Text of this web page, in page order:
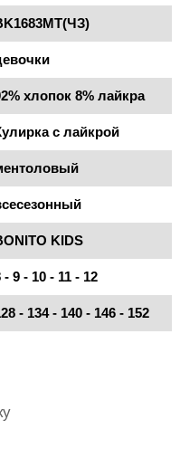
хлопок 8% лайкра
с лайкрой
KIDS
- 9 - 10 - 11 - 12
- 134 - 140 - 146 - 152